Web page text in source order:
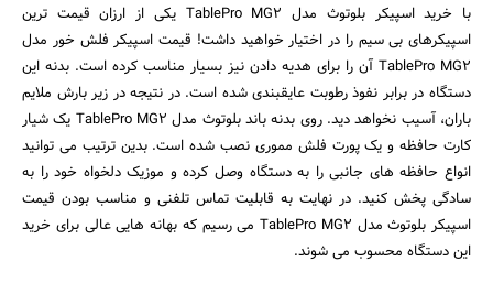
با خرید اسپیکر بلوتوث مدل TablePro MG2 یکی از ارزان قیمت ترین
اسپیکرهای بی سیم را در اختیار خواهید داشت! قیمت اسپیکر فلش خور مدل
TablePro MG2 آن را برای هدیه دادن نیز بسیار مناسب کرده است. بدنه این
دستگاه در برابر نفوذ رطوبت عایقبندی شده است. در نتیجه در زیر بارش ملایم
باران، آسیب نخواهد دید. روی بدنه باند بلوتوث مدل TablePro MG2 یک شیار
کارت حافظه و یک پورت فلش مموری نصب شده است. بدین ترتیب می توانید
انواع حافظه های جانبی را به دستگاه وصل کرده و موزیک دلخواه خود را به
سادگی پخش کنید. در نهایت به قابلیت تماس تلفنی و مناسب بودن قیمت
اسپیکر بلوتوث مدل TablePro MG2 می رسیم که بهانه هایی عالی برای خرید
این دستگاه محسوب می شوند.